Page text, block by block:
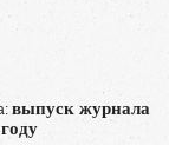
выпуск журнала